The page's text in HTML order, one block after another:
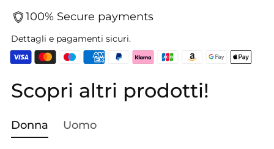
100% Secure payments
Dettagli e pagamenti sicuri.
Aggiungere
un
al
Scopri altri prodotti!
Donna Uomo